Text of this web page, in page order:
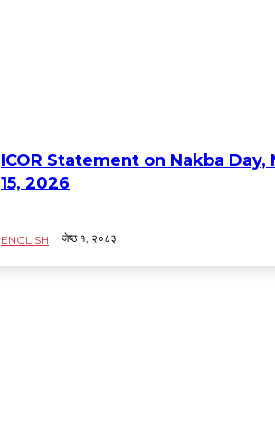
ICOR Statement on Nakba Day,
15, 2026
ENGLISH जेष्ठ १, २०८३